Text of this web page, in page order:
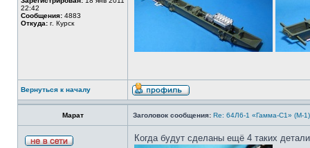
22:42
Сообщения: 4883
Откуда: г. Курск
Вернуться к началу
Марат Заголовок сообщения: Re: 64Л6-1 «Гамма-С1» (М-
Когда будут сделаны ещё 4 таких